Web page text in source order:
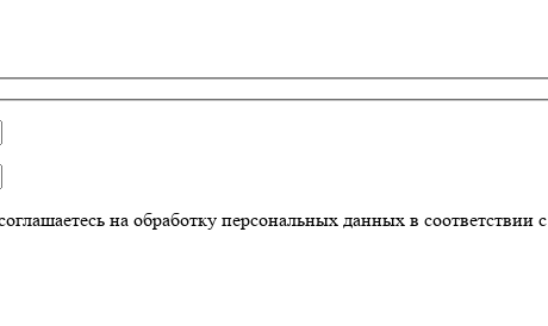
на обработку персональных данных в соответствии с